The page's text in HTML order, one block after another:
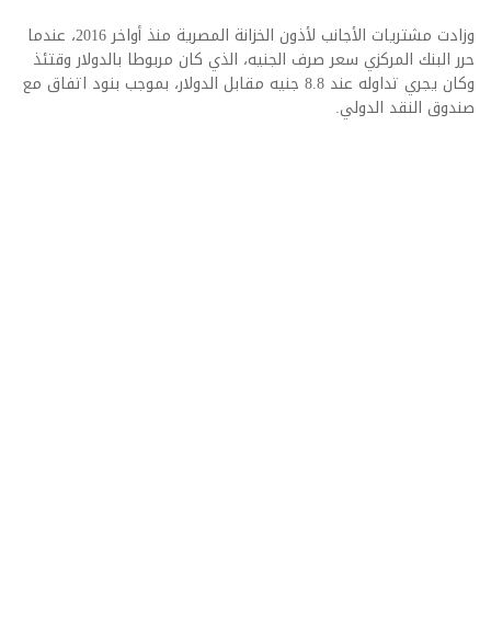
وزادت مشتريات الأجانب لأذون الخزانة المصرية منذ أواخر 2016، عندما
حرر البنك المركزي سعر صرف الجنيه، الذي كان مربوطا بالدولار وقتئذ
وكان يجري تداوله عند 8.8 جنيه مقابل الدولار، بموجب بنود اتفاق مع
صندوق النقد الدولي.